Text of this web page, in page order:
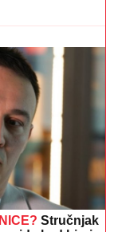
emisiju, otkrio
je ljuta na
PUCAO U
Grk
u
prozor